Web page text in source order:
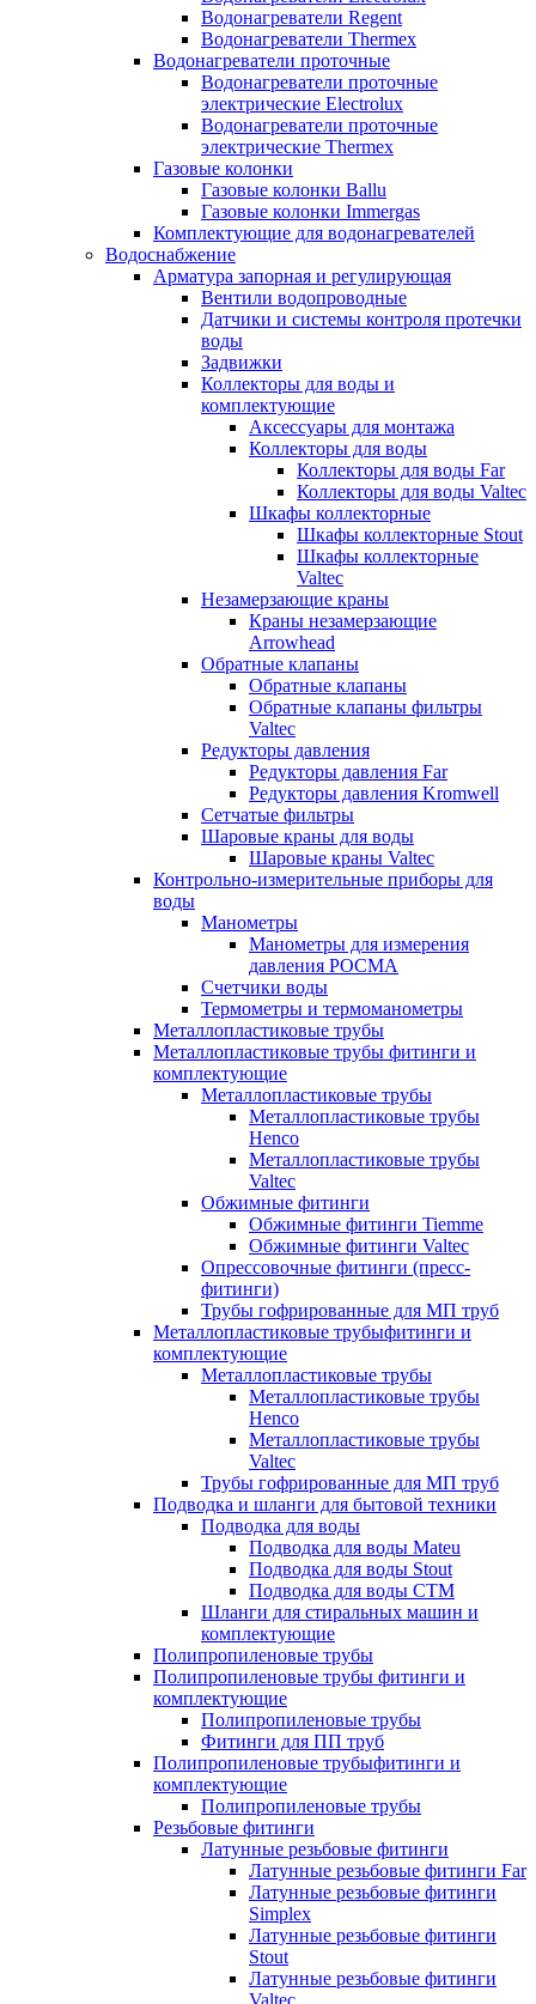
Водонагреватели Regent
Водонагреватели Thermex
Водонагреватели проточные
Водонагреватели проточные
электрические Electrolux
Водонагреватели проточные
электрические Thermex
Газовые колонки
Газовые колонки Ballu
Газовые колонки Immergas
Комплектующие для водонагревателей
Водоснабжение
Арматура запорная и регулирующая
Вентили водопроводные
Датчики и системы контроля протечки
воды
Задвижки
Коллекторы для воды и
комплектующие
Аксессуары для монтажа
Коллекторы для воды
Коллекторы для воды Far
Коллекторы для воды Valtec
Шкафы коллекторные
Шкафы коллекторные Stout
Шкафы коллекторные
Valtec
Незамерзающие краны
Краны незамерзающие
Arrowhead
Обратные клапаны
Обратные клапаны
Обратные клапаны фильтры
Valtec
Редукторы давления
Редукторы давления Far
Редукторы давления Kromwell
Сетчатые фильтры
Шаровые краны для воды
Шаровые краны Valtec
Контрольно-измерительные приборы для
воды
Манометры
Манометры для измерения
давления РОСМА
Счетчики воды
Термометры и термоманометры
Металлопластиковые трубы
Металлопластиковые трубы фитинги и
комплектующие
Металлопластиковые трубы
Металлопластиковые трубы
Henco
Металлопластиковые трубы
Valtec
Обжимные фитинги
Обжимные фитинги Tiemme
Обжимные фитинги Valtec
Опрессовочные фитинги (пресс-
фитинги)
Трубы гофрированные для МП труб
Металлопластиковые трубыфитинги и
комплектующие
Металлопластиковые трубы
Металлопластиковые трубы
Henco
Металлопластиковые трубы
Valtec
Трубы гофрированные для МП труб
Подводка и шланги для бытовой техники
Подводка для воды
Подводка для воды Mateu
Подводка для воды Stout
Подводка для воды СТМ
Шланги для стиральных машин и
комплектующие
Полипропиленовые трубы
Полипропиленовые трубы фитинги и
комплектующие
Полипропиленовые трубы
Фитинги для ПП труб
Полипропиленовые трубыфитинги и
комплектующие
Полипропиленовые трубы
Резьбовые фитинги
Латунные резьбовые фитинги
Латунные резьбовые фитинги Far
Латунные резьбовые фитинги
Simplex
Латунные резьбовые фитинги
Stout
Латунные резьбовые фитинги